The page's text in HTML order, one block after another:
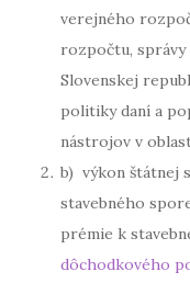
verejného
rozpočtu, správy
Slovenskej
politiky daní a
nástrojov v
b) výkon štátnej
stavebného
prémie k
dôchodkového